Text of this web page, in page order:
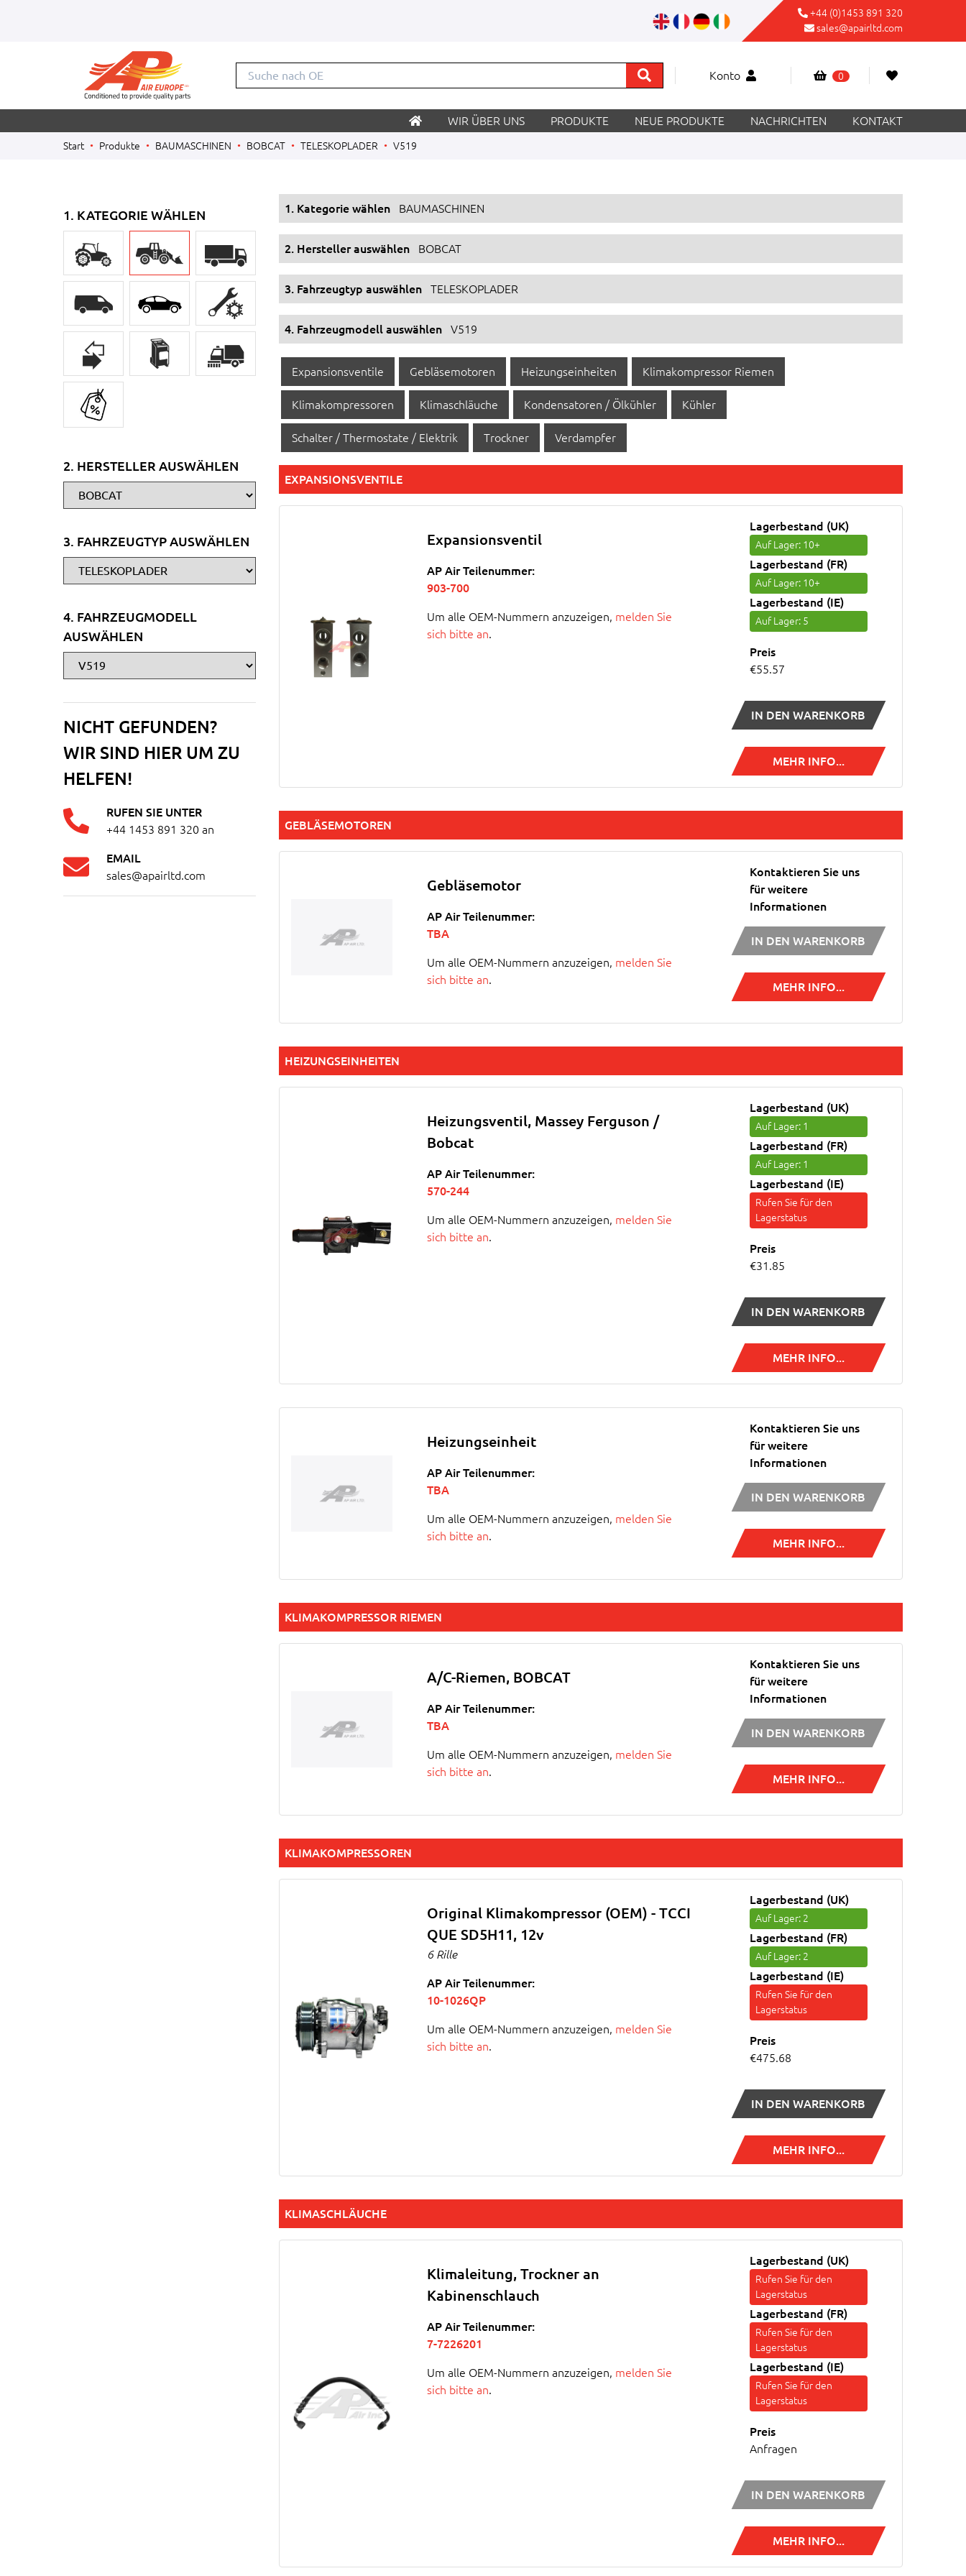
+44 (0)1453 891 320
sales@apairltd.com
Su Konto 0
WIR ÜBER UNS PRODUKTE NEUE PRODUKTE NACHRICHTEN KONTAKT
Start Produkte BAUMASCHINEN BOBCAT TELESKOPLADER V519
1. KATEGORIE WÄHLEN
2. HERSTELLER AUSWÄHLEN
3. FAHRZEUGTYP AUSWÄHLEN
4. FAHRZEUGMODELL
AUSWÄHLEN
NICHT GEFUNDEN?
WIR SIND HIER UM ZU
HELFEN!
RUFEN SIE UNTER
+44 1453 891 320 an
EMAIL
sales@apairltd.com
1. Kategorie wählen BAUMASCHINEN
2. Hersteller auswählen BOBCAT
3. Fahrzeugtyp auswählen TELESKOPLADER
4. Fahrzeugmodell auswählen V519
Expansionsventile Gebläsemotoren Heizungseinheiten Klimakompressor Riemen
Klimakompressoren Klimaschläuche Kondensatoren / Ölkühler Kühler
Schalter / Thermostate / Elektrik Trockner Verdampfer
EXPANSIONSVENTILE
Expansionsventil
AP Air Teilenummer:
903-700
Um alle OEM-Nummern anzuzeigen, melden Sie
sich bitte an.
Lagerbestand (UK)
Auf Lager: 10+
Lagerbestand (FR)
Auf Lager: 10+
Lagerbestand (IE)
Auf Lager: 5
Preis
€55.57
IN DEN WARENKORB
MEHR INFO...
GEBLÄSEMOTOREN
Gebläsemotor
AP Air Teilenummer:
TBA
Um alle OEM-Nummern anzuzeigen, melden Sie
sich bitte an.
Kontaktieren Sie uns
für weitere
Informationen
IN DEN WARENKORB
MEHR INFO...
HEIZUNGSEINHEITEN
Heizungsventil, Massey Ferguson /
Bobcat
AP Air Teilenummer:
570-244
Um alle OEM-Nummern anzuzeigen, melden Sie
sich bitte an.
Lagerbestand (UK)
Auf Lager: 1
Lagerbestand (FR)
Auf Lager: 1
Lagerbestand (IE)
Rufen Sie für den
Lagerstatus
Preis
€31.85
IN DEN WARENKORB
MEHR INFO...
Heizungseinheit
AP Air Teilenummer:
TBA
Um alle OEM-Nummern anzuzeigen, melden Sie
sich bitte an.
Kontaktieren Sie uns
für weitere
Informationen
IN DEN WARENKORB
MEHR INFO...
KLIMAKOMPRESSOR RIEMEN
A/C-Riemen, BOBCAT
AP Air Teilenummer:
TBA
Um alle OEM-Nummern anzuzeigen, melden Sie
sich bitte an.
Kontaktieren Sie uns
für weitere
Informationen
IN DEN WARENKORB
MEHR INFO...
KLIMAKOMPRESSOREN
Original Klimakompressor (OEM) - TCCI
QUE SD5H11, 12v
6 Rille
AP Air Teilenummer:
10-1026QP
Um alle OEM-Nummern anzuzeigen, melden Sie
sich bitte an.
Lagerbestand (UK)
Auf Lager: 2
Lagerbestand (FR)
Auf Lager: 2
Lagerbestand (IE)
Rufen Sie für den
Lagerstatus
Preis
€475.68
IN DEN WARENKORB
MEHR INFO...
KLIMASCHLÄUCHE
Klimaleitung, Trockner an
Kabinenschlauch
AP Air Teilenummer:
7-7226201
Um alle OEM-Nummern anzuzeigen, melden Sie
sich bitte an.
Lagerbestand (UK)
Rufen Sie für den
Lagerstatus
Lagerbestand (FR)
Rufen Sie für den
Lagerstatus
Lagerbestand (IE)
Rufen Sie für den
Lagerstatus
Preis
Anfragen
IN DEN WARENKORB
MEHR INFO...